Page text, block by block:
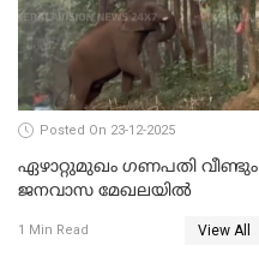
Posted On 23-12-2025
ഏഴാറ്റുമുഖം ഗണപതി വീണ്ടും
ജനവാസ മേഖലയിൽ
1 Min Read View All